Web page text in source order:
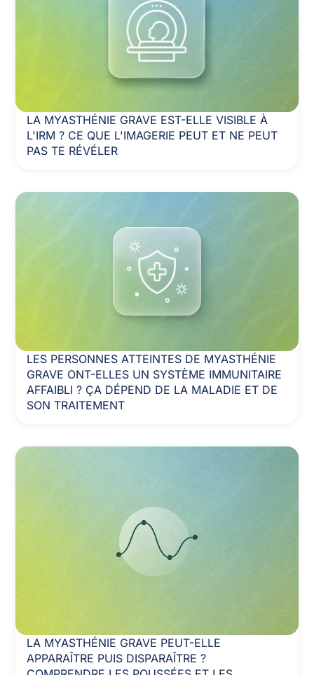
LA MYASTHÉNIE GRAVE EST-ELLE VISIBLE À
L'IRM ? CE QUE L'IMAGERIE PEUT ET NE PEUT
PAS TE RÉVÉLER
LES PERSONNES ATTEINTES DE MYASTHÉNIE
GRAVE ONT-ELLES UN SYSTÈME IMMUNITAIRE
AFFAIBLI ? ÇA DÉPEND DE LA MALADIE ET DE
SON TRAITEMENT
LA MYASTHÉNIE GRAVE PEUT-ELLE
APPARAÎTRE PUIS DISPARAÎTRE ?